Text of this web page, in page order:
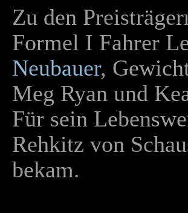
Zu den
Formel I Fahrer
Neubauer,
Meg Ryan und
Für sein
Rehkitz von
bekam.